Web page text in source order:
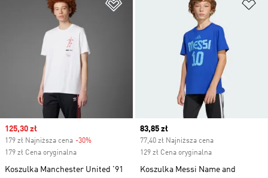
Sale price
125,30 zł
179 zł Najniższa cena -30%
179 zł Cena oryginalna
Koszulka Manchester United '91
Current price
83,85 zł
77,40 zł Najniższa cena
129 zł Cena oryginalna
Koszulka Messi Name and